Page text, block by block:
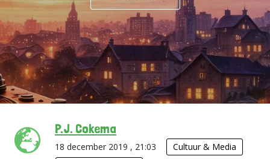
P.J. Cokema
18 december 2019 , 21:03
Cultuur & Media